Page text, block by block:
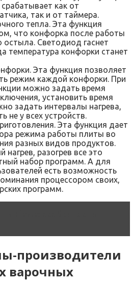
как от
так и от таймера.
тепла. Эта функция
что конфорка после работы
Светодиод гаснет
температура конфорки станет
Эта функция позволяет
режим каждой конфорки. При
можно задать время
установить время
задать интервалы нагрева,
не у всех устройств.
Эта функция дает
режима работы плиты во
разных видов продуктов.
разогрев все это
набор программ. А для
есть возможность
процессором своих,
программ.
производители
варочных